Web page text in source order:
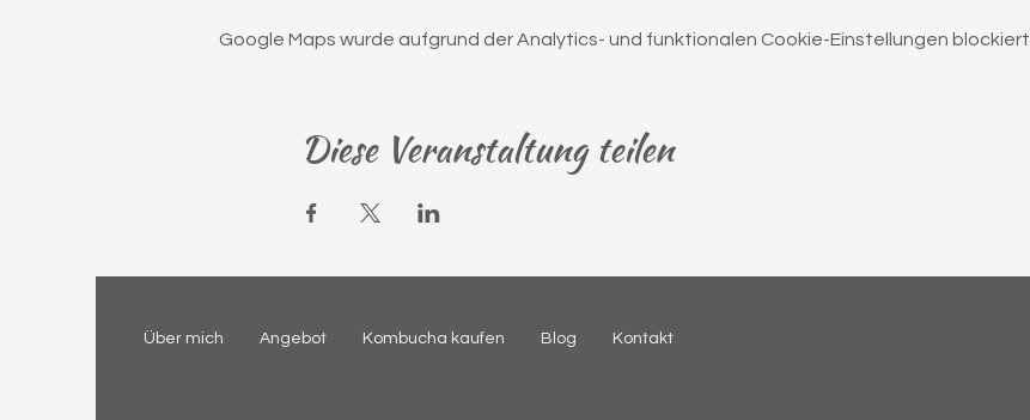
Google Maps wurde aufgrund der Analytics- und funktionalen Cookie-Einstellungen blockiert.
Diese Veranstaltung teilen
Über mich Angebot Kombucha kaufen Blog Kontakt